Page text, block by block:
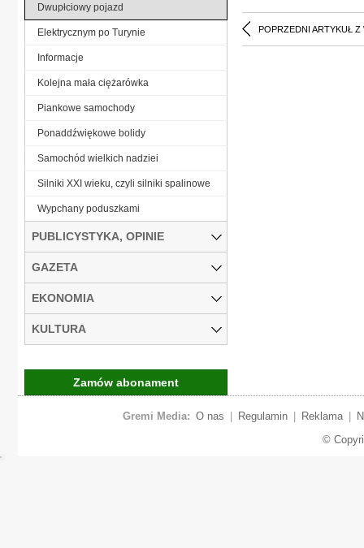
POPRZEDNI ARTYKUŁ Z
Dwupłciowy pojazd
Elektrycznym po Turynie
Informacje
Kolejna mała ciężarówka
Piankowe samochody
Ponaddźwiękowe bolidy
Samochód wielkich nadziei
Silniki XXI wieku, czyli silniki spalinowe
Wypchany poduszkami
PUBLICYSTYKA, OPINIE
GAZETA
EKONOMIA
KULTURA
Zamów abonament
Gremi Media: O nas Regulamin Reklama
©